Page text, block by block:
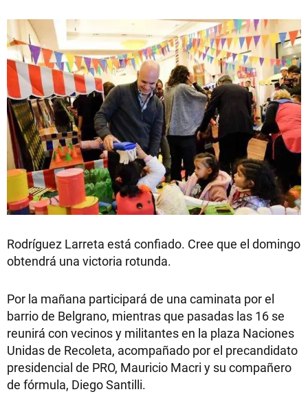
Rodríguez Larreta está confiado. Cree que el domingo
obtendrá una victoria rotunda.
Por la mañana participará de una caminata por el
barrio de Belgrano, mientras que pasadas las 16 se
reunirá con vecinos y militantes en la plaza Naciones
Unidas de Recoleta, acompañado por el precandidato
presidencial de PRO, Mauricio Macri y su compañero
de fórmula, Diego Santilli.